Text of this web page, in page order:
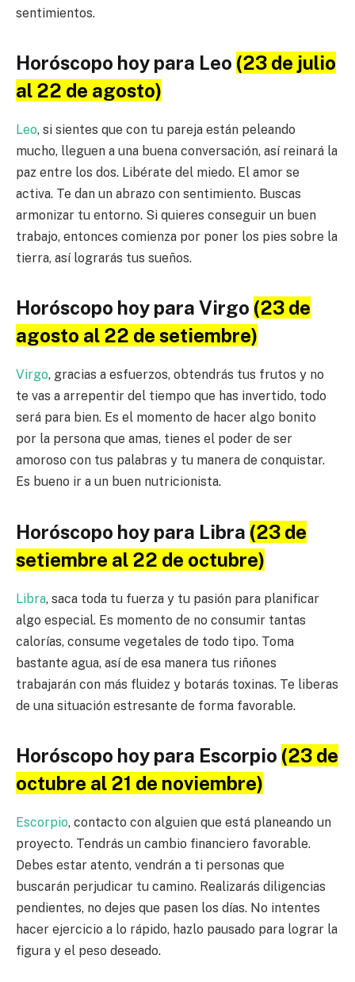
sentimientos.
Horóscopo hoy para Leo (23 de julio
al 22 de agosto)
Leo, si sientes que con tu pareja están peleando
mucho, lleguen a una buena conversación, así reinará la
paz entre los dos. Libérate del miedo. El amor se
activa. Te dan un abrazo con sentimiento. Buscas
armonizar tu entorno. Si quieres conseguir un buen
trabajo, entonces comienza por poner los pies sobre la
tierra, así lograrás tus sueños.
Horóscopo hoy para Virgo (23 de
agosto al 22 de setiembre)
Virgo, gracias a esfuerzos, obtendrás tus frutos y no
te vas a arrepentir del tiempo que has invertido, todo
será para bien. Es el momento de hacer algo bonito
por la persona que amas, tienes el poder de ser
amoroso con tus palabras y tu manera de conquistar.
Es bueno ir a un buen nutricionista.
Horóscopo hoy para Libra (23 de
setiembre al 22 de octubre)
Libra, saca toda tu fuerza y tu pasión para planificar
algo especial. Es momento de no consumir tantas
calorías, consume vegetales de todo tipo. Toma
bastante agua, así de esa manera tus riñones
trabajarán con más fluidez y botarás toxinas. Te liberas
de una situación estresante de forma favorable.
Horóscopo hoy para Escorpio (23 de
octubre al 21 de noviembre)
Escorpio, contacto con alguien que está planeando un
proyecto. Tendrás un cambio financiero favorable.
Debes estar atento, vendrán a ti personas que
buscarán perjudicar tu camino. Realizarás diligencias
pendientes, no dejes que pasen los días. No intentes
hacer ejercicio a lo rápido, hazlo pausado para lograr la
figura y el peso deseado.